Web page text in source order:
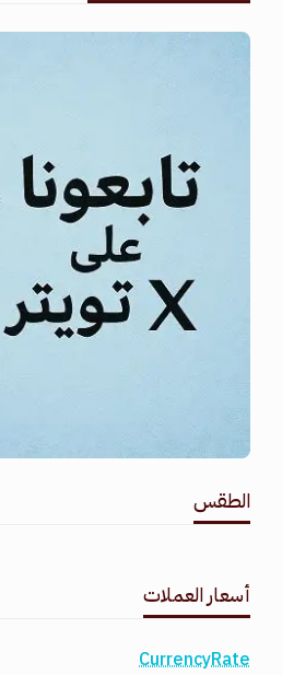
الطقس
أسعار العملات
CurrencyRate